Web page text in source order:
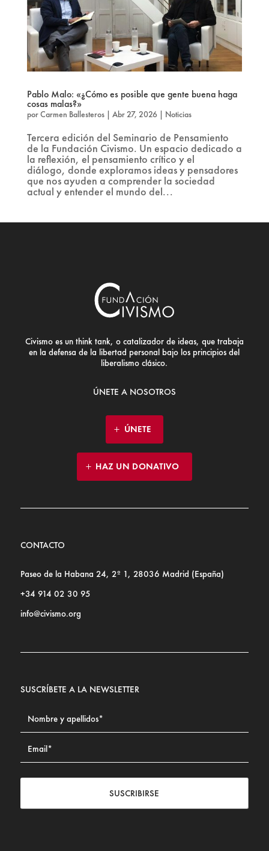
Pablo Malo: «¿Cómo es posible que gente buena haga
cosas malas?»
porCarmen Ballesteros| Abr 27, 2026| Noticias
Tercera edición del Seminario de Pensamiento
de la Fundación Civismo. Un espacio dedicado a
la reflexión, el pensamiento crítico y el
diálogo, donde exploramos ideas y pensadores
que nos ayuden a comprender la sociedad
actual y entender el mundo del...
Civismo es un think tank, o catalizador de ideas, que trabaja
en la defensa de la libertad personal bajo los principios del
liberalismo clásico.
ÚNETE A NOSOTROS
ÚNETE
HAZ UN DONATIVO
CONTACTO
Paseo de la Habana 24, 2º 1, 28036 Madrid (España)
+34 914 02 30 95
info@civismo.org
SUSCRÍBETE A LA NEWSLETTER
SUSCRIBIRSE